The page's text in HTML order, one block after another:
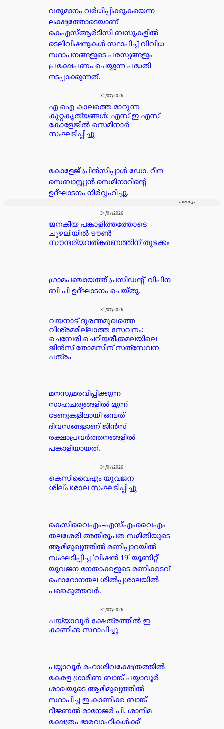
വരുമാനം വർധിപ്പിക്കുകയെന്ന
ലക്ഷ്യത്തോടെയാണ്
കെഎസ്ആർടിസി ബസുകളിൽ
ടെലിവിഷനുകൾ സ്ഥാപിച്ച് വിവിധ
സ്ഥാപനങ്ങളുടെ പരസ്യങ്ങളും
പ്രക്ഷേപണം ചെയ്യുന്ന പദ്ധതി
നടപ്പാക്കുന്നത്.
31/07/2026
എ ഐ കാലത്തെ മാറുന്ന
കുറ്റകൃത്യങ്ങൾ: എസ് ഇ എസ്
കോളേജിൽ സെമിനാർ
സംഘടിപ്പിച്ചു
കോളേജ് പ്രിൻസിപ്പാൾ ഡോ. റീന
സെബാസ്റ്റ്യൻ സെമിനാറിന്റെ
ഉദ്ഘാടനം നിർവ്വഹിച്ചു.
പരസ്യം
31/07/2026
ജനകീയ പങ്കാളിത്തത്തോടെ
ചുഴലിയിൽ ടൗൺ
സൗന്ദര്യവത്കരണത്തിന് തുടക്കം
ഗ്രാമപഞ്ചായത്ത് പ്രസിഡന്റ്‌ വിപിന
ബി പി ഉദ്ഘാടനം ചെയ്തു.
31/07/2026
വയനാട് ദുരന്തമുഖത്തെ
വിശ്രമമില്ലാത്ത സേവനം:
ചെമ്പേരി ചെറിയരീക്കമലയിലെ
ജിൻസ് തോമസിന് സത്‌സേവന
പത്രം
മനസുമരവിപ്പിക്കുന്ന
സാഹചര്യങ്ങളിൽ മൂന്ന്
ടേണുകളിലായി ഒമ്പത്
ദിവസങ്ങളാണ് ജിൻസ്
രക്ഷാപ്രവർത്തനങ്ങളിൽ
പങ്കാളിയായത്.
31/07/2026
കെസിവൈഎം യുവജന
ശില്പശാല സംഘടിപ്പിച്ചു
കെസിവൈഎം–എസ്എംവൈഎം
തലശേരി അതിരൂപത സമിതിയുടെ
ആഭിമുഖ്യത്തിൽ മണിപ്പാറയിൽ
സംഘടിപ്പിച്ച ‘വിഷൻ 19’ യൂണിറ്റ്
യുവജന നേതാക്കളുടെ മണിക്കടവ്
ഫൊറോനതല ശിൽപ്പശാലയിൽ
പങ്കെടുത്തവർ.
31/07/2026
പയ്യാവൂർ ക്ഷേത്രത്തിൽ ഇ
കാണിക്ക സ്ഥാപിച്ചു
പയ്യാവൂർ മഹാശിവക്ഷേത്രത്തിൽ
കേരള ഗ്രാമീണ ബാങ്ക് പയ്യാവൂർ
ശാഖയുടെ ആഭിമുഖ്യത്തിൽ
സ്ഥാപിച്ച ഇ കാണിക്ക ബാങ്ക്
റീജണൽ മാനേജർ പി. ശാനിമ
ക്ഷേത്രം ഭാരവാഹികൾക്ക്